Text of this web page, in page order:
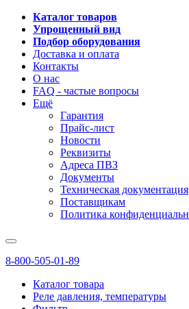
Каталог товаров
Упрощенный вид
Подбор оборудования
Доставка и оплата
Контакты
О нас
FAQ - частые вопросы
Ещё
Гарантия
Прайс-лист
Новости
Реквизиты
Адреса ПВЗ
Документы
Техническая документация
Поставщикам
Политика
8-800-505-01-89
Каталог товара
Реле давления, температуры